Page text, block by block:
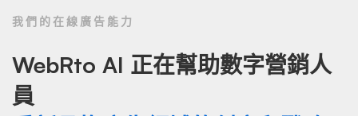
我們的在線廣告能力
WebRto AI 正在幫助數字營銷人
員